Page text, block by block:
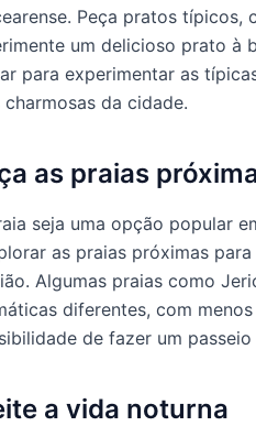
Peça pratos típicos,
um delicioso prato à
para experimentar as
da cidade.
as praias
seja uma opção popular
as praias próximas
Algumas praias como
diferentes, com
de fazer um
a vida noturna